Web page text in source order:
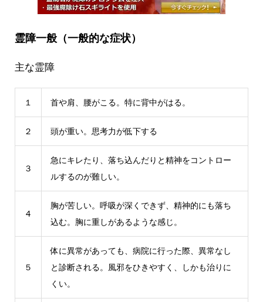
霊障一般（一般的な症状）
主な霊障
１ 首や肩、腰がこる。特に背中がはる。
２ 頭が重い。思考力が低下する
３
急にキレたり、落ち込んだりと精神をコントロー
ルするのが難しい。
4
胸が苦しい。呼吸が深くできず、精神的にも落ち
込む。胸に重しがあるような感じ。
５
体に異常があっても、病院に行った際、異常なし
と診断される。風邪をひきやすく、しかも治りに
くい。